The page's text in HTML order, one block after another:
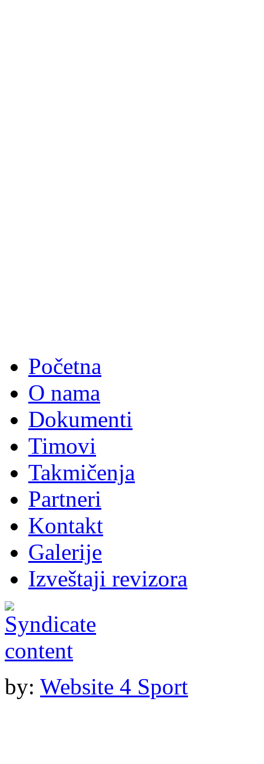
Početna
O nama
Dokumenti
Timovi
Takmičenja
Partneri
Kontakt
Galerije
Izveštaji revizora
by: Website 4 Sport